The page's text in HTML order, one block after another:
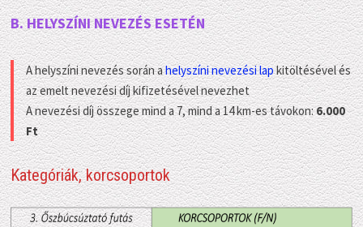
B. HELYSZÍNI NEVEZÉS ESETÉN
A helyszíni nevezés során ahelyszíni nevezési lapkitöltésével és
az emelt nevezési díj kifizetésével nevezhet
A nevezési díj összege mind a 7, mind a 14 km-es távokon:6.000
Ft
Kategóriák, korcsoportok